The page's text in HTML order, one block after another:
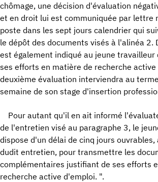
chômage, une décision d'évaluation
et en droit lui est communiquée par lettre
poste dans les sept jours calendrier qui
le dépôt des documents visés à l'alinéa 2.
est également indiqué au jeune
ses efforts en matière de recherche
deuxième évaluation interviendra au
semaine de son stage d'insertion
Pour autant qu'il en ait informé
de l'entretien visé au paragraphe 3, le
dispose d'un délai de cinq jours
dudit entretien, pour transmettre les
complémentaires justifiant de ses efforts
recherche active d'emploi. ".